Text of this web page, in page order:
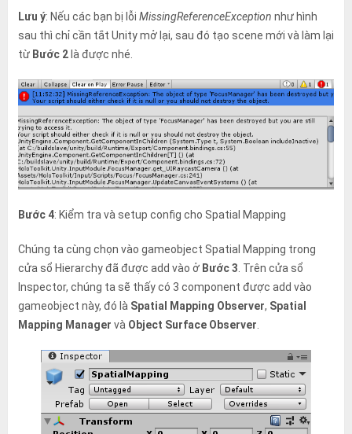
Lưu ý: Nếu các bạn bị lỗi MissingReferenceException như hình
sau thì chỉ cần tắt Unity mở lại, sau đó tạo scene mới và làm lại
từ Bước 2là được nhé.
Bước 4: Kiểm tra và setup config cho Spatial Mapping
Chúng ta cùng chọn vào gameobject Spatial Mapping trong
cửa sổ Hierarchy đã được add vào ở Bước 3. Trên cửa sổ
Inspector, chúng ta sẽ thấy có 3 component được add vào
gameobject này, đó là Spatial Mapping Observer, Spatial
Mapping Manager và Object Surface Observer.